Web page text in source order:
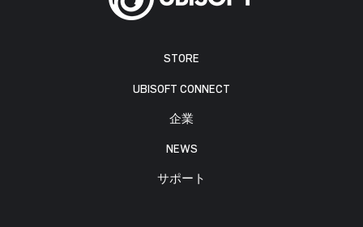
STORE
UBISOFT CONNECT
企業
NEWS
サポート